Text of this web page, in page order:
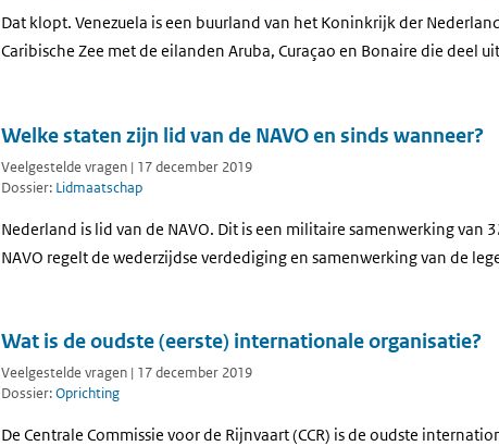
Dat klopt. Venezuela is een buurland van het Koninkrijk der
Caribische Zee met de eilanden Aruba, Curaçao en Bonaire die deel
Welke staten zijn lid van de NAVO en sinds wanneer?
Veelgestelde vragen | 17 december 2019
Dossier: Lidmaatschap
Nederland is lid van de NAVO. Dit is een militaire samenwerking van
NAVO regelt de wederzijdse verdediging en samenwerking van de
Wat is de oudste (eerste) internationale organisatie?
Veelgestelde vragen | 17 december 2019
Dossier:Oprichting
De Centrale Commissie voor de Rijnvaart (CCR) is de oudste